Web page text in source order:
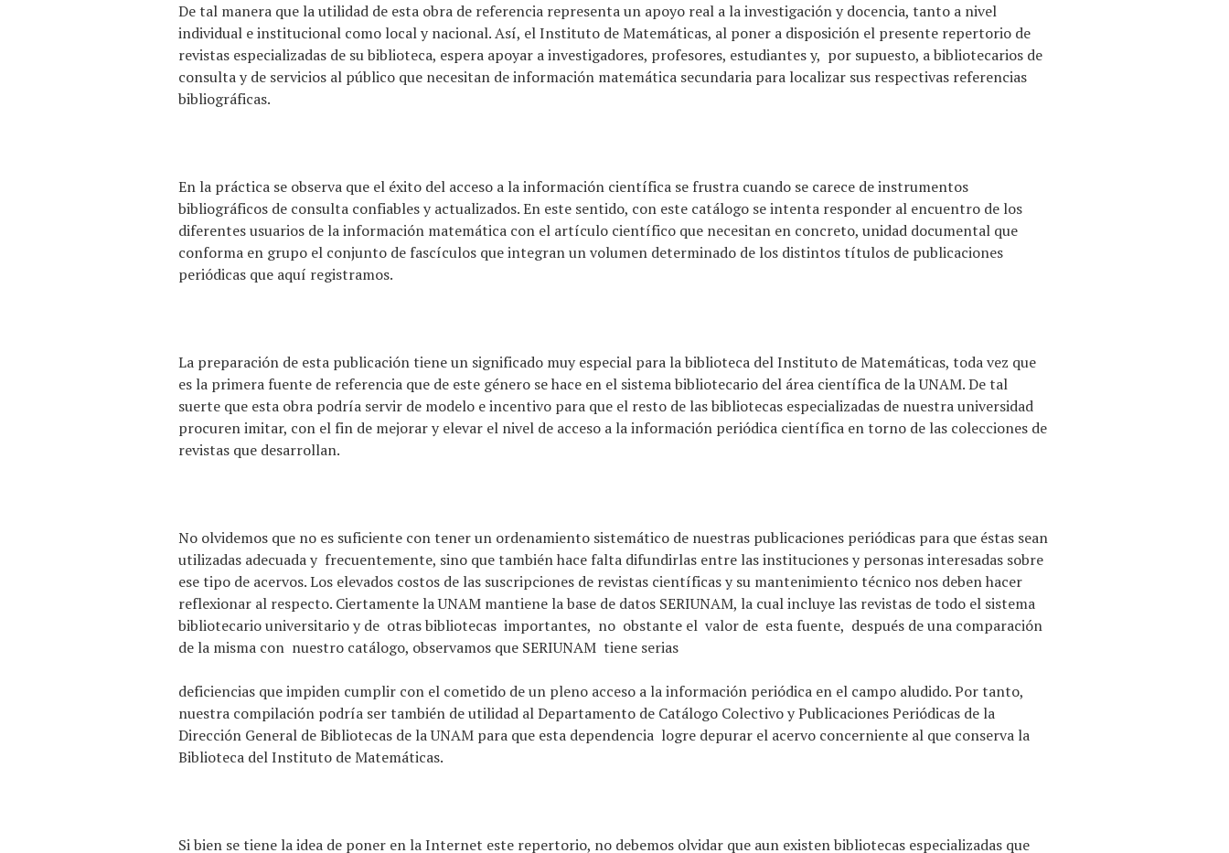
De tal manera que la utilidad de esta obra de referencia representa un apoyo real a la investigación y docencia, tanto a nivel
individual e institucional como local y nacional. Así, el Instituto de Matemáticas, al poner a disposición el presente repertorio de
revistas especializadas de su biblioteca, espera apoyar a investigadores, profesores, estudiantes y, por supuesto, a bibliotecarios de
consulta y de servicios al público que necesitan de información matemática secundaria para localizar sus respectivas referencias
bibliográficas.
En la práctica se observa que el éxito del acceso a la información científica se frustra cuando se carece de instrumentos
bibliográficos de consulta confiables y actualizados. En este sentido, con este catálogo se intenta responder al encuentro de los
diferentes usuarios de la información matemática con el artículo científico que necesitan en concreto, unidad documental que
conforma en grupo el conjunto de fascículos que integran un volumen determinado de los distintos títulos de publicaciones
periódicas que aquí registramos.
La preparación de esta publicación tiene un significado muy especial para la biblioteca del Instituto de Matemáticas, toda vez que
es la primera fuente de referencia que de este género se hace en el sistema bibliotecario del área científica de la UNAM. De tal
suerte que esta obra podría servir de modelo e incentivo para que el resto de las bibliotecas especializadas de nuestra universidad
procuren imitar, con el fin de mejorar y elevar el nivel de acceso a la información periódica científica en torno de las colecciones de
revistas que desarrollan.
No olvidemos que no es suficiente con tener un ordenamiento sistemático de nuestras publicaciones periódicas para que éstas sean
utilizadas adecuada y frecuentemente, sino que también hace falta difundirlas entre las instituciones y personas interesadas sobre
ese tipo de acervos. Los elevados costos de las suscripciones de revistas científicas y su mantenimiento técnico nos deben hacer
reflexionar al respecto. Ciertamente la UNAM mantiene la base de datos SERIUNAM, la cual incluye las revistas de todo el sistema
bibliotecario universitario y de otras bibliotecas importantes, no obstante el valor de esta fuente, después de una comparación
de la misma con nuestro catálogo, observamos que SERIUNAM tiene serias
deficiencias que impiden cumplir con el cometido de un pleno acceso a la información periódica en el campo aludido. Por tanto,
nuestra compilación podría ser también de utilidad al Departamento de Catálogo Colectivo y Publicaciones Periódicas de la
Dirección General de Bibliotecas de la UNAM para que esta dependencia logre depurar el acervo concerniente al que conserva la
Biblioteca del Instituto de Matemáticas.
Si bien se tiene la idea de poner en la Internet este repertorio, no debemos olvidar que aun existen bibliotecas especializadas que